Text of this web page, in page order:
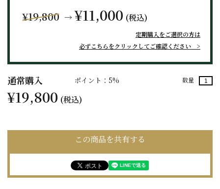
¥19,800 → ¥11,000 (税込)
定期購入をご選択の方は
必ずこちらをクリックしてご確認ください
通常購入 ポイント：5% 数量
¥19,800 (税込)
この商品を共有する